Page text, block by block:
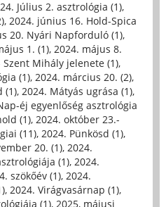
Július 2. asztrológia (1),
, 2024. június 16. Hold-Spica
20. Nyári Napforduló (1),
1. (1), 2024. május 8.
Szent Mihály jelenete (1),
(1), 2024. március 20. (2),
(1), 2024. Mátyás ugrása (1),
éj egyenlőség asztrológia
(1), 2024. október 23.-
(11), 2024. Pünkösd (1),
20. (1), 2024.
(1), 2024.
szökőév (1), 2024.
, 2024. Virágvasárnap (1),
(1), 2025, májusi